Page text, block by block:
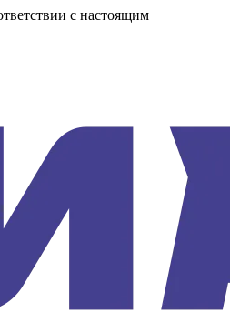
с настоящим